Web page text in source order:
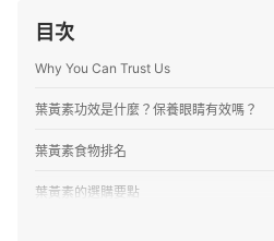
目次
Why You Can Trust Us
葉黃素功效是什麼？保養眼睛有效嗎？
葉黃素食物排名
葉黃素的選購要點